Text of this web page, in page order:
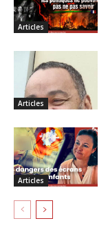
Articles
Articles
Articles